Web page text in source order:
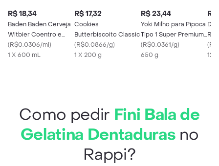
R$ 18,34
Baden Baden Cerveja
Witbier Coentro e
Laranja Garrafa
(R$0.0306/ml)
1 X 600 mL
R$ 17,32
Cookies
Butterbiscoito Classic
(R$0.0866/g)
1 X 200 g
R$ 23,44
Yoki Milho para Pipoca
Tipo 1 Super Premium
Pote 650g
(R$0.0361/g)
650 g
R$
(
120
Como pedir Fini Bala de
Gelatina Dentaduras no
Rappi?